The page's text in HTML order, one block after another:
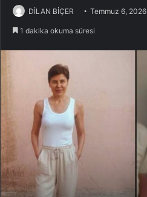
DİLAN BİÇER Temmuz 6, 2026
1 dakika okuma süresi